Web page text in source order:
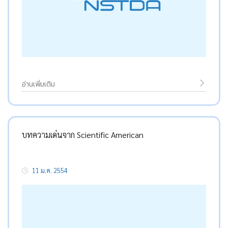
อ่านเพิ่มเติม
บทความเด่นจาก Scientific American
11 ม.ค. 2554